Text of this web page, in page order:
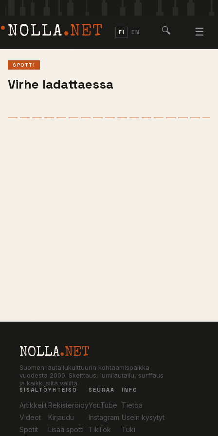
NOLLA.NET FI EN 🔍 ☰
SPOTTI
Virhe ladattaessa
NOLLA.NET
Suomen lautailukulttuurin kohtaamispaikka
vuodesta 2000. Skeittaus, lumilautailu, surffaus
ja kaikki siltä väliltä.
SISÄLTÖ
Artikkelit
Videot
Spotit
YHTEISÖ
Rekisteröidy
Kirjaudu
Lisää spotti
SEURAA
YouTube
Instagram
TikTok
INFO
Tietoa
Usein kysytyt
Tuki